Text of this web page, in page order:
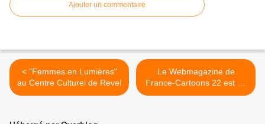
Ajouter un commentaire
< "Femmes en Lumières"
au Centre Culturel de Revel
Le Webmagazine de
France-Cartoons 22 est en
ligne >